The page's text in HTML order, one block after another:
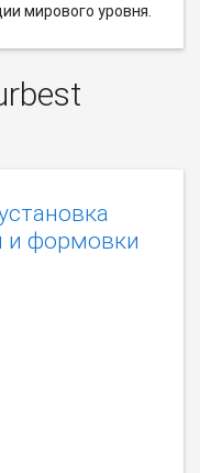
мирового уровня.
и формовки